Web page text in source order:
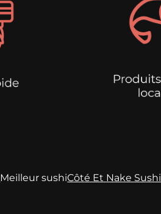
Meilleur sushiCôté Et Nake Sushi